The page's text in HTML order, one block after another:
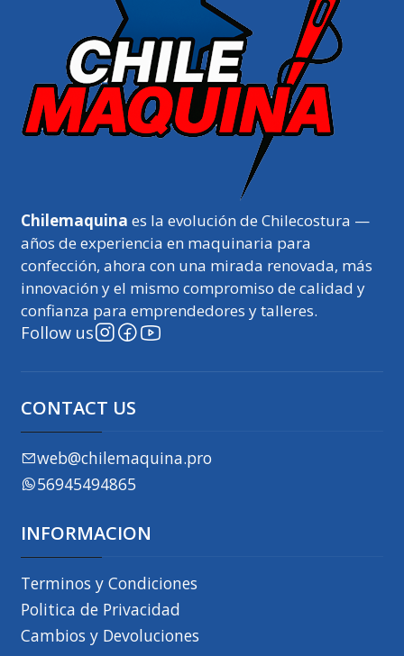
Chilemaquina es la evolución de Chilecostura —
años de experiencia en maquinaria para
confección, ahora con una mirada renovada, más
innovación y el mismo compromiso de calidad y
confianza para emprendedores y talleres.
Follow us
CONTACT US
web@chilemaquina.pro
56945494865
INFORMACION
Terminos y Condiciones
Politica de Privacidad
Cambios y Devoluciones